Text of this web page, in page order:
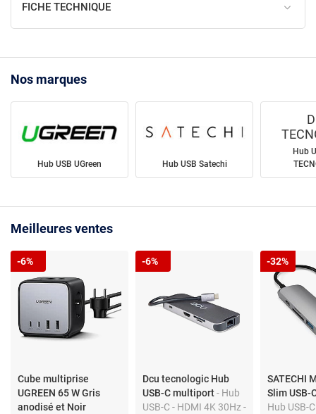
FICHE TECHNIQUE
Nos marques
Hub USB UGreen Hub USB Satechi
Hub
Meilleures ventes
Cube multiprise
UGREEN 65 W Gris
anodisé et Noir
-6%
Dcu tecnologic Hub
USB-C multiport- Hub
USB-C - HDMI 4K 30Hz -
-6%
SATECHI
Slim USB-
Hub USB-
-32%